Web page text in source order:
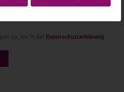
Datenschutzerklärung